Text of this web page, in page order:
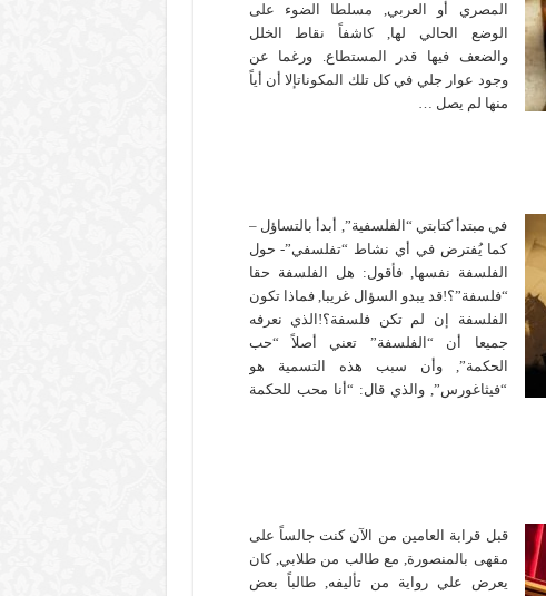
المصري أو العربي, مسلطا الضوء على
الوضع الحالي لها, كاشفاً نقاط الخلل
والضعف فيها قدر المستطاع. ورغما عن
وجود عوار جلي في كل تلك المكوناتإلا أن أياً
منها لم يصل …
في مبتدأ كتابتي “الفلسفية”, أبدأ بالتساؤل –
كما يُفترض في أي نشاط “تفلسفي”- حول
الفلسفة نفسها, فأقول: هل الفلسفة حقا
“فلسفة”؟!قد يبدو السؤال غريبا, فماذا تكون
الفلسفة إن لم تكن فلسفة؟!الذي نعرفه
جميعا أن “الفلسفة” تعني أصلاً “حب
الحكمة”, وأن سبب هذه التسمية هو
“فيثاغورس”, والذي قال: “أنا محب للحكمة
قبل قرابة العامين من الآن كنت جالساً على
مقهى بالمنصورة, مع طالب من طلابي, كان
يعرض علي رواية من تأليفه, طالباً بعض